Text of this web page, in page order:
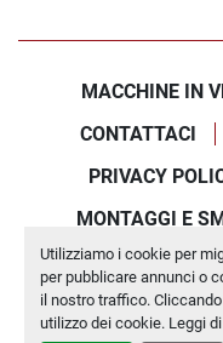
Utilizziamo i cookie per
per pubblicare annunci o
il nostro traffico.
utilizzo dei cookie. Leggi
MACCHINE IN
CONTATTACI
PRIVACY
MONTAGGI E
Personalizza
Machinio